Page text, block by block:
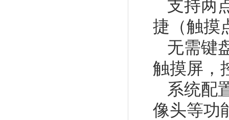
支持两
捷（触摸
无需键
触摸屏，
系统配
像头等功